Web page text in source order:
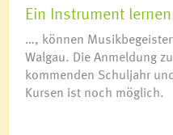
Ein Instrument
…, können
Walgau. Die Anmeldung
kommenden Schuljahr
Kursen ist noch möglich.